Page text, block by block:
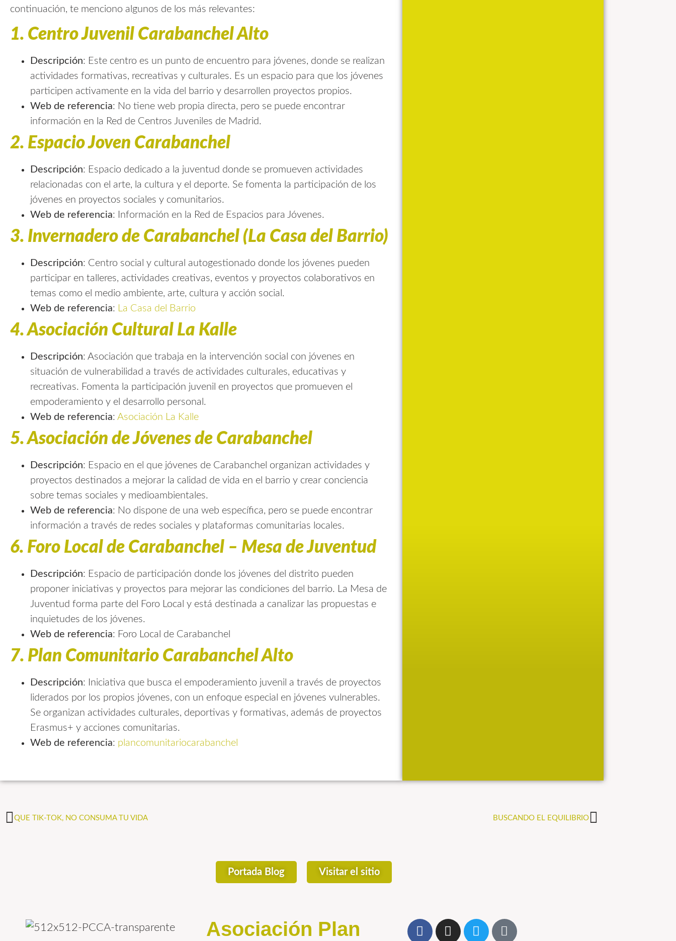
continuación, te menciono algunos de los más relevantes:
1. Centro Juvenil Carabanchel Alto
Descripción: Este centro es un punto de encuentro para jóvenes, donde se realizan
actividades formativas, recreativas y culturales. Es un espacio para que los jóvenes
participen activamente en la vida del barrio y desarrollen proyectos propios.
Web de referencia: No tiene web propia directa, pero se puede encontrar
información en la Red de Centros Juveniles de Madrid.
2. Espacio Joven Carabanchel
Descripción: Espacio dedicado a la juventud donde se promueven actividades
relacionadas con el arte, la cultura y el deporte. Se fomenta la participación de los
jóvenes en proyectos sociales y comunitarios.
Web de referencia: Información en la Red de Espacios para Jóvenes.
3. Invernadero de Carabanchel (La Casa del Barrio)
Descripción: Centro social y cultural autogestionado donde los jóvenes pueden
participar en talleres, actividades creativas, eventos y proyectos colaborativos en
temas como el medio ambiente, arte, cultura y acción social.
Web de referencia: La Casa del Barrio
4.Asociación Cultural La Kalle
Descripción: Asociación que trabaja en la intervención social con jóvenes en
situación de vulnerabilidad a través de actividades culturales, educativas y
recreativas. Fomenta la participación juvenil en proyectos que promueven el
empoderamiento y el desarrollo personal.
Web de referencia: Asociación La Kalle
5.Asociación de Jóvenes de Carabanchel
Descripción: Espacio en el que jóvenes de Carabanchel organizan actividades y
proyectos destinados a mejorar la calidad de vida en el barrio y crear conciencia
sobre temas sociales y medioambientales.
Web de referencia: No dispone de una web específica, pero se puede encontrar
información a través de redes sociales y plataformas comunitarias locales.
6. Foro Local de Carabanchel – Mesa de Juventud
Descripción: Espacio de participación donde los jóvenes del distrito pueden
proponer iniciativas y proyectos para mejorar las condiciones del barrio. La Mesa de
Juventud forma parte del Foro Local y está destinada a canalizar las propuestas e
inquietudes de los jóvenes.
Web de referencia: Foro Local de Carabanchel
7. Plan Comunitario Carabanchel Alto
Descripción: Iniciativa que busca el empoderamiento juvenil a través de proyectos
liderados por los propios jóvenes, con un enfoque especial en jóvenes vulnerables.
Se organizan actividades culturales, deportivas y formativas, además de proyectos
Erasmus+ y acciones comunitarias.
Web de referencia: plancomunitariocarabanchel
QUE TIK-TOK, NO CONSUMA TU VIDA BUSCANDO EL EQUILIBRIO
Portada Blog Visitar el sitio
Asociación Plan